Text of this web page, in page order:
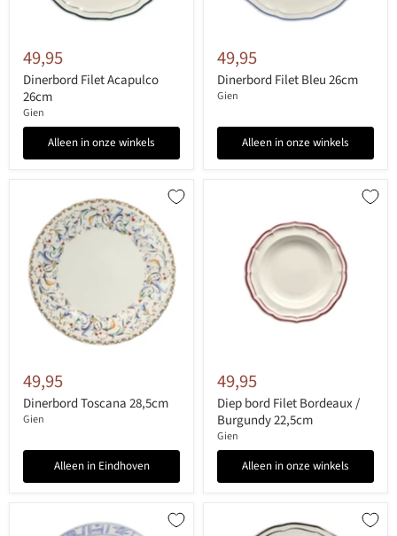
49,95
Dinerbord Filet Acapulco
26cm
Gien
Alleen in onze winkels
49,95
Dinerbord Filet Bleu 26cm
Gien
Alleen in onze winkels
49,95
Dinerbord Toscana 28,5cm
Gien
Alleen in Eindhoven
49,95
Diep bord Filet Bordeaux /
Burgundy 22,5cm
Gien
Alleen in onze winkels